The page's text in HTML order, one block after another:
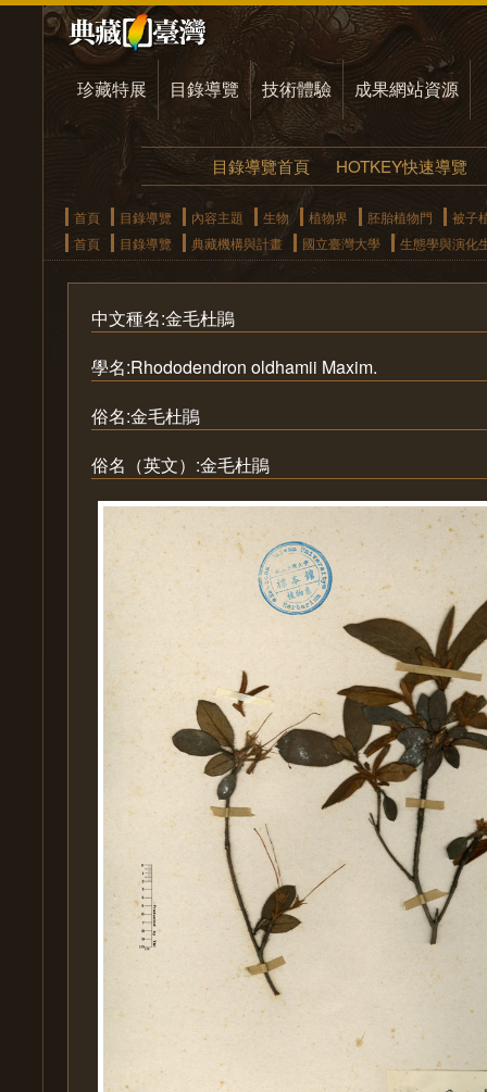
珍藏特展 目錄導覽 技術體驗 成果網站資源
目錄導覽首頁 HOTKEY快速導覽
首頁 目錄導覽 內容主題 生物 植物界 胚胎植物門
被子
首頁
目錄導覽 典藏機構與計畫 國立臺灣大學 生態學與演化
中文種名:金毛杜鵑
學名:Rhododendron oldhamii Maxim.
俗名:金毛杜鵑
俗名（英文）:金毛杜鵑